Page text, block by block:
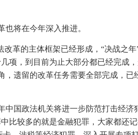
将在今年深入推进。
改革的主体框架已经形成，“决战之
项，到目前为止大部分都已经完成
遗留的改革任务需要全部完成，已
国政法机关将进一步防范打击经济
比较多的就是金融犯罪，大家都还